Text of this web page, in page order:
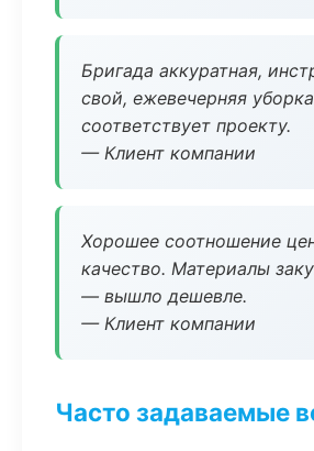
Бригада аккуратная,
свой, ежевечерняя
соответствует проекту.
— Клиент компании
Хорошее соотношение
качество. Материалы
— вышло дешевле.
— Клиент компании
Часто задаваемые